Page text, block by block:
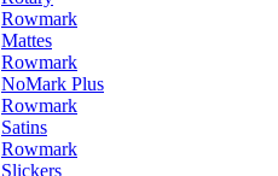
Rowmark
Mattes
Rowmark
NoMark Plus
Rowmark
Satins
Rowmark
Slickers